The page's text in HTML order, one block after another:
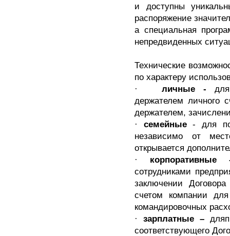
и доступны
распоряжение
а специальная
непредвиденных
Технические
по характеру
· личные - для
держателем личного
держателем,
· семейные- для
независимо от
открывается
· корпоративные
сотрудниками
заключении
счетом компании
командировочных
· зарплатные –
соответствующего